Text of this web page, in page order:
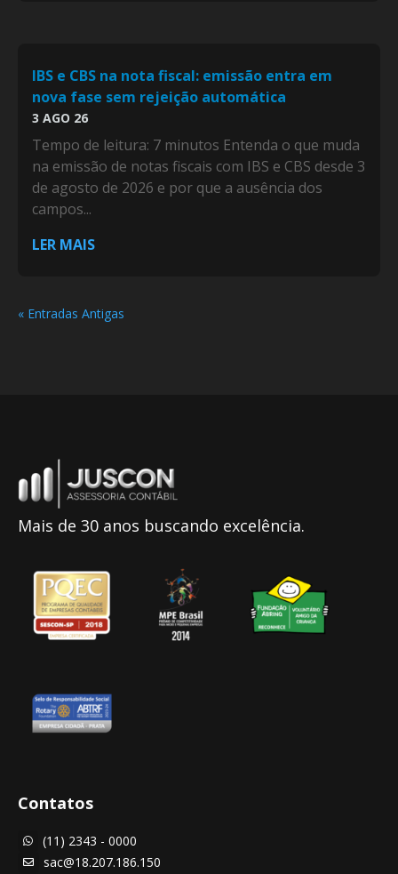
IBS e CBS na nota fiscal: emissão entra em
nova fase sem rejeição automática
3 AGO 26
Tempo de leitura: 7 minutos Entenda o que muda
na emissão de notas fiscais com IBS e CBS desde 3
de agosto de 2026 e por que a ausência dos
campos...
LER MAIS
« Entradas Antigas
Mais de 30 anos buscando excelência.
Contatos
 (11) 2343 - 0000
 sac@18.207.186.150